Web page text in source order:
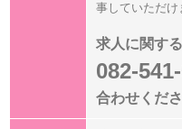
事していただけ
求人に関す
082-
合わせくだ